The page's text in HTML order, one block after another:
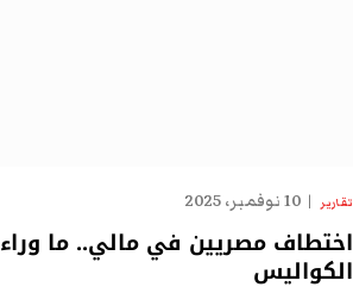
تقارير 10 نوفمبر، 2025
اختطاف مصريين في مالي.. ما وراء
الكواليس